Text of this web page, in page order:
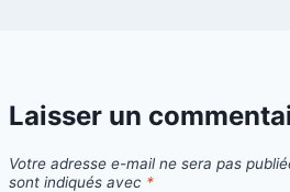
Laisser un
Votre adresse e-mail ne sera pas
sont indiqués avec *